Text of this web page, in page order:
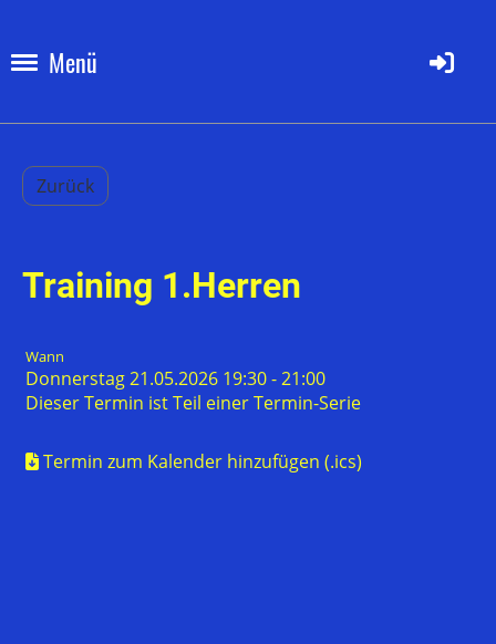
Menü
Zurück
Training 1.Herren
Wann
Donnerstag 21.05.2026 19:30 - 21:00
Dieser Termin ist Teil einerTermin-Serie
Termin zum Kalender hinzufügen (.ics)